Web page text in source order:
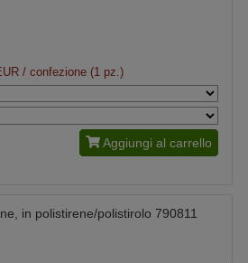
/ confezione (1 pz.)
Aggiungi al carrello
in polistirene/polistirolo 790811